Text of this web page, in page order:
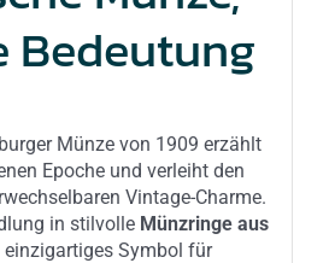
Bedeutung
Münze von 1909 erzählt
Epoche und verleiht den
Vintage-Charme.
in stilvolle Münzringe aus
Symbol für